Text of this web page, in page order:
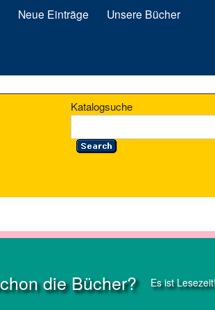
Neue Einträge Unsere Bücher
Katalogsuche
die Bücher? Es ist